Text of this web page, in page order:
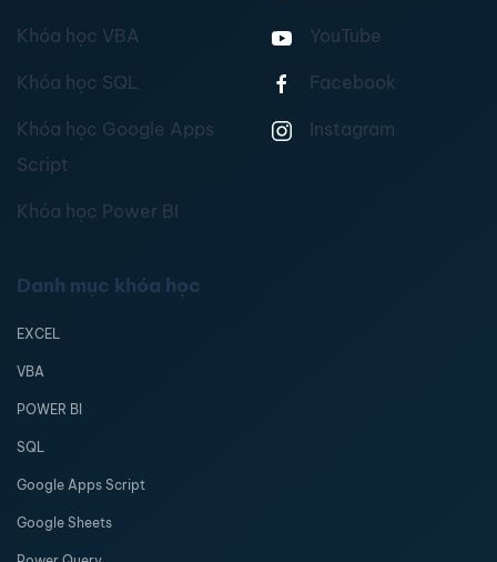
Khóa học VBA
Khóa học SQL
Khóa học Google Apps
Script
Khóa học Power BI
YouTube
Facebook
Instagram
Danh mục khóa học
EXCEL
VBA
POWER BI
SQL
Google Apps Script
Google Sheets